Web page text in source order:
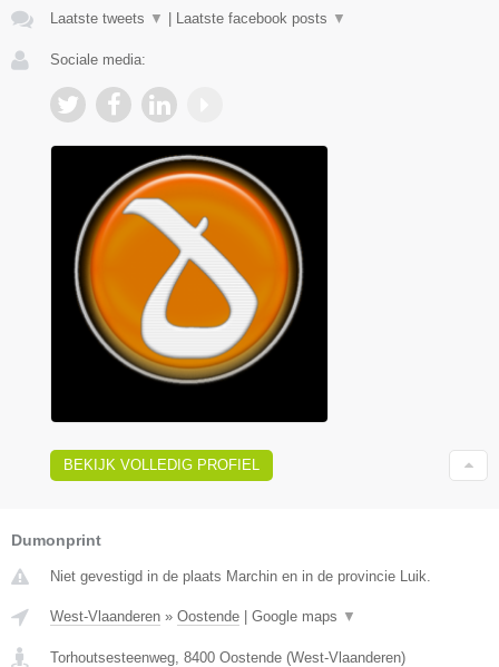
Laatste tweets ▼ Laatste facebook posts ▼
Sociale media:
BEKIJK VOLLEDIG PROFIEL
Dumonprint
Niet gevestigd in de plaats Marchin en in de provincie Luik.
West-Vlaanderen » Oostende Google maps ▼
Torhoutsesteenweg 8400 Oostende (West-Vlaanderen)